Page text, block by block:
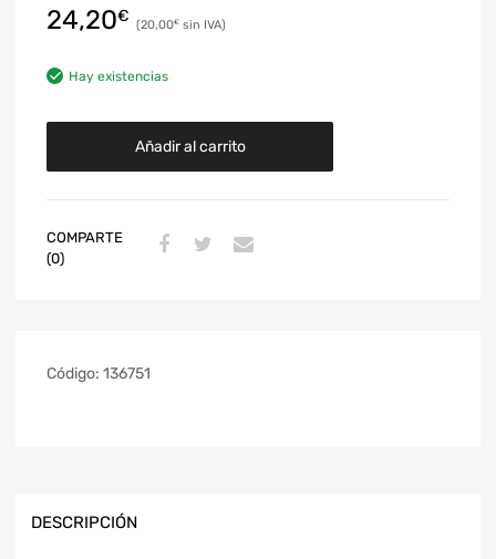
24,20€ 20,00€
Hay existencias
Añadir al carrito
COMPARTE
(0)
Código: 136751
DESCRIPCIÓN